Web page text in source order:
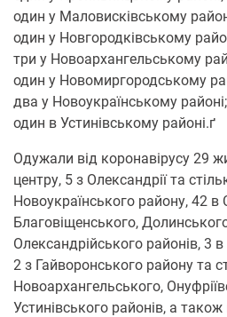
один у Маловисківському
один у Новгородківському
три у Новоархангельському
один у Новомиргородському
два у Новоукраїнському районі;
один в Устинівському районі.ґ
Одужали від коронавірусу 29
центру, 5 з Олександрії та
Новоукраїнського району, 42 в
Благовіщенського,
Олександрійського районів, 3
2 з Гайворонського району та
Новоархангельського,
Устинівського районів, а